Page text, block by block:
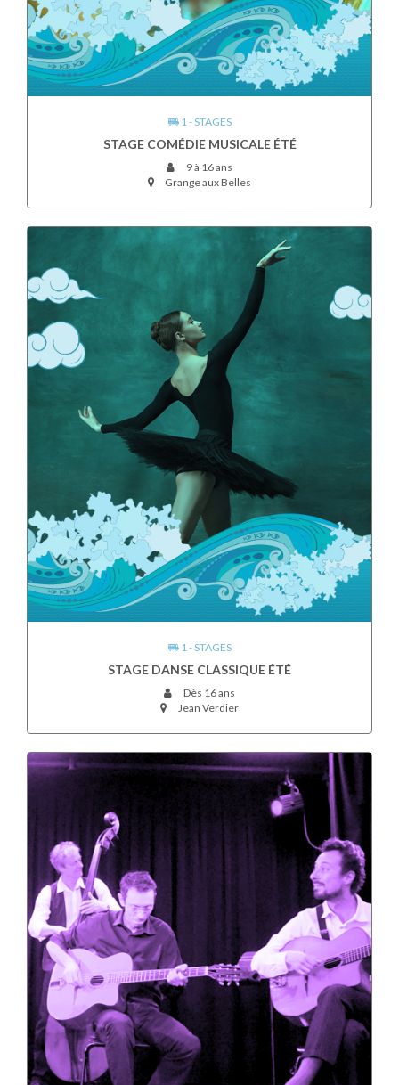
1 - STAGES
STAGE COMÉDIE MUSICALE ÉTÉ
9 à 16 ans
Grange aux Belles
1 - STAGES
STAGE DANSE CLASSIQUE ÉTÉ
Dès 16 ans
Jean Verdier